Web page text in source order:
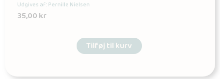
Udgives af: Pernille Nielsen
35,00kr
Tilføj til kurv